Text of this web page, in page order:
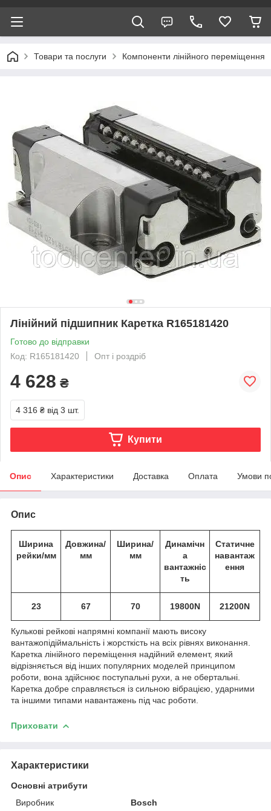
Товари та послуги Компоненти лінійного переміщення
Лінійний підшипник Каретка R165181420
Готово до відправки
Код: R165181420
Опт і роздріб
4 628 ₴
4 316 ₴ від 3 шт.
Купити
Опис Характеристики Доставка Оплата Умови
Опис
Ширина
рейки/мм
Довжина/
мм
Ширина/
мм
Динамічн
а
вантажніс
ть
Статичне
навантаж
ення
23 67 70 19800N 21200N
Кулькові рейкові напрямні компанії мають високу
вантажопідіймальність і жорсткість на всіх рівнях виконання.
Каретка лінійного переміщення надійний елемент, який
відрізняється від інших популярних моделей принципом
роботи, вона здійснює поступальні рухи, а не обертальні.
Каретка добре справляється із сильною вібрацією, ударними
та іншими типами навантажень під час роботи.
Приховати
Характеристики
Основні атрибути
Виробник
Bosch